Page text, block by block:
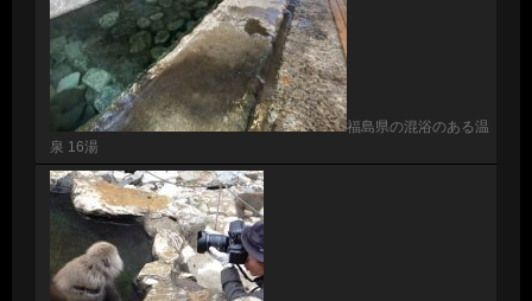
福島県の混浴のある温
泉 16湯